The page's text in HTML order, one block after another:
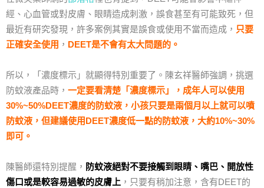
經、心血管或對皮膚、眼睛造成刺激，誤食甚至有可能致死，但
最近有研究發現，許多案例其實是誤食或使用不當而造成， 只要
正確安全使用 ， DEET是不會有太大問題的。
所以，「濃度標示」就顯得特別重要了。陳玄祥醫師強調，挑選
防蚊液產品時， 一定要看清楚「濃度標示」，成年人可以使用
30%~50%DEET濃度的防蚊液，小孩只要是兩個月以上就可以噴
防蚊液，但建議使用DEET濃度低一點的防蚊液，大約10%~30%
即可。
陳醫師還特別提醒， 防蚊液絕對不要接觸到眼睛、嘴巴、開放性
傷口或是較容易過敏的皮膚上 ，只要有稍加注意，含有DEET的